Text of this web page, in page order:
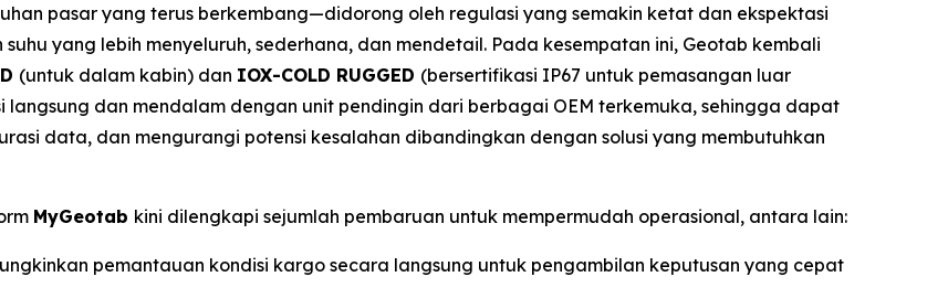
pasar yang terus berkembang—didorong oleh regulasi yang semakin ketat dan ekspektasi
yang lebih menyeluruh, sederhana, dan mendetail. Pada kesempatan ini, Geotab kembali
(untuk dalam kabin) dan IOX-COLD RUGGED (bersertifikasi IP67 untuk pemasangan luar
dan mendalam dengan unit pendingin dari berbagai OEM terkemuka, sehingga dapat
data, dan mengurangi potensi kesalahan dibandingkan dengan solusi yang membutuhkan
MyGeotab kini dilengkapi sejumlah pembaruan untuk mempermudah operasional, antara lain:
pemantauan kondisi kargo secara langsung untuk pengambilan keputusan yang cepat